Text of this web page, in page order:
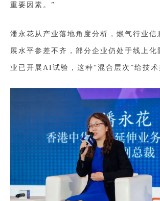
重要因素。”
潘永花从产业落地角度分析，燃气行业信
展水平参差不齐，部分企业仍处于线上化
业已开展AI试验，这种“混合层次”给技术